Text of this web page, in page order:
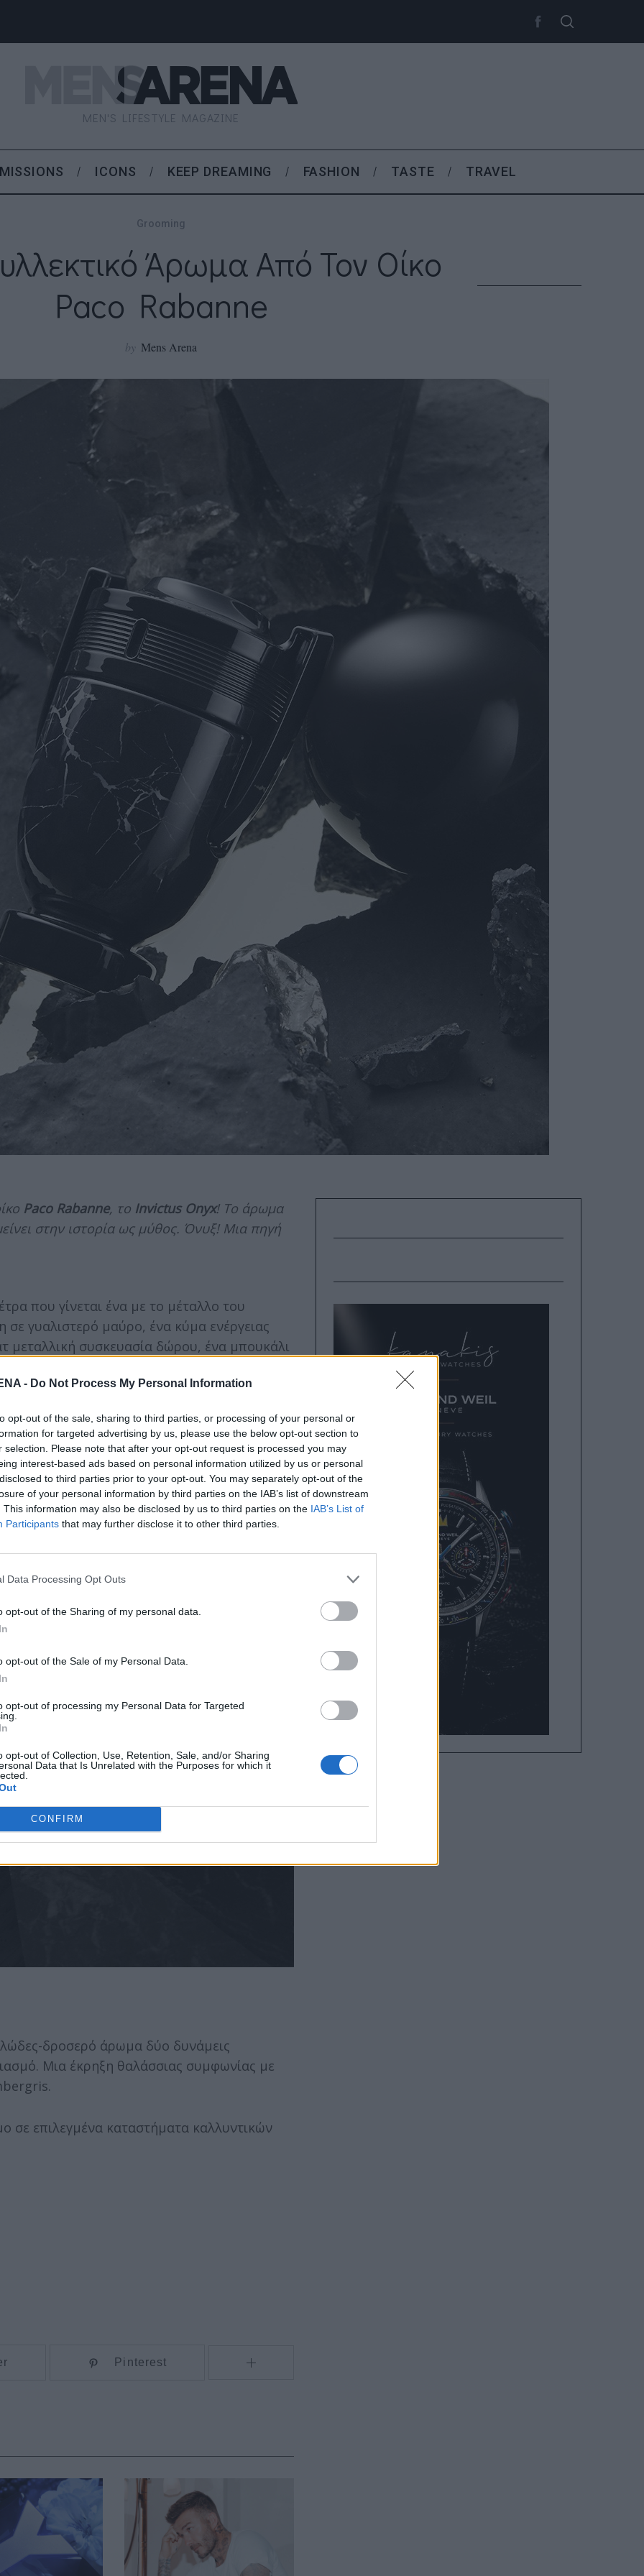
- Do Not Process My Personal Information
opt-out of the sale, sharing to third parties, or processing of your personal or
for targeted advertising by us, please use the below opt-out section to
selection. Please note that after your opt-out request is processed you may
interest-based ads based on personal information utilized by us or personal
to third parties prior to your opt-out. You may separately opt-out of the
of your personal information by third parties on the IAB’s list of downstream
This information may also be disclosed by us to third parties on the IAB’s List of
Participants that may further disclose it to other third parties.
Data Processing Opt Outs
opt-out of the Sharing of my personal data.
opt-out of the Sale of my Personal Data.
opt-out of processing my Personal Data for Targeted
opt-out of Collection, Use, Retention, Sale, and/or Sharing
Data that Is Unrelated with the Purposes for which it
CONFIRM
MEN'S LIFESTYLE MAGAZINE
MISSIONS ICONS KEEP DREAMING FASHION TASTE TRAVEL
Grooming
Άρωμα Από Τον Οίκο
Paco Rabanne
by Mens Arena
Paco Rabanne, το Invictus Onyx! Το άρωμα
στην ιστορία ως μύθος. Όνυξ! Μια πηγή
που γίνεται ένα με το μέταλλο του
γυαλιστερό μαύρο, ένα κύμα ενέργειας
μεταλλική συσκευασία δώρου, ένα μπουκάλι
δροσερό άρωμα δύο δυνάμεις
Μια έκρηξη θαλάσσιας συμφωνίας με
σε επιλεγμένα καταστήματα καλλυντικών
Pinterest